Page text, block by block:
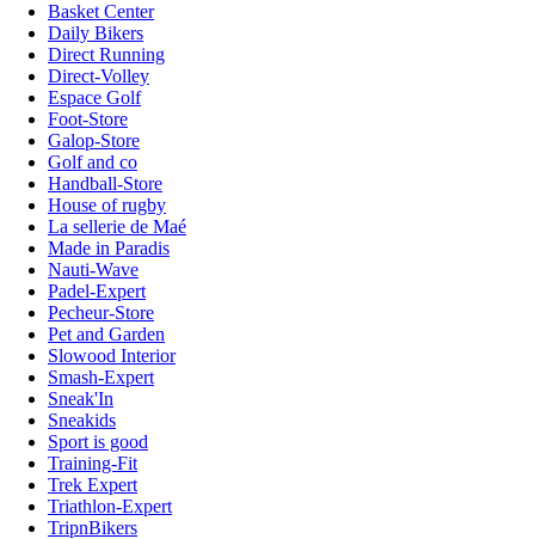
Basket Center
Daily Bikers
Direct Running
Direct-Volley
Espace Golf
Foot-Store
Galop-Store
Golf and co
Handball-Store
House of rugby
La sellerie de Maé
Made in Paradis
Nauti-Wave
Padel-Expert
Pecheur-Store
Pet and Garden
Slowood Interior
Smash-Expert
Sneak'In
Sneakids
Sport is good
Training-Fit
Trek Expert
Triathlon-Expert
TripnBikers